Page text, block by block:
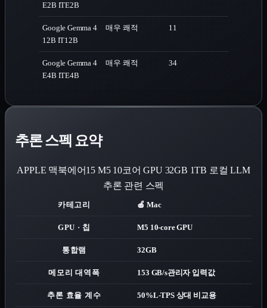
E2B ITE2B
Google Gemma 4
12B IT12B
매우 쾌적 11
Google Gemma 4
E4B ITE4B
매우 쾌적 34
추론 스펙 요약
APPLE 맥북에어15 M5 10코어 GPU 32GB 1TB 로컬 LLM
추론 관련 스펙
카테고리 🍎 Mac
GPU · 칩 M5 10-core GPU
통합램 32GB
메모리 대역폭 153 GB/s관리자 입력값
추론 효율 계수 50%L-TPS 상대 비교용